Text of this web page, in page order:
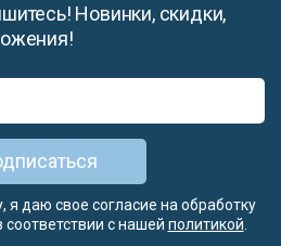
Новинки, скидки,
я даю свое согласие на обработку
с нашей политикой